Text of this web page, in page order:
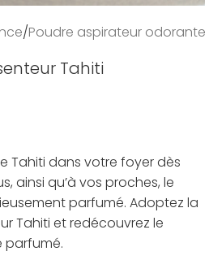
/Poudre aspirateur odorante
Tahiti
Tahiti dans votre foyer dès
ainsi qu’à vos proches, le
parfumé. Adoptez la
Tahiti et redécouvrez le
parfumé.